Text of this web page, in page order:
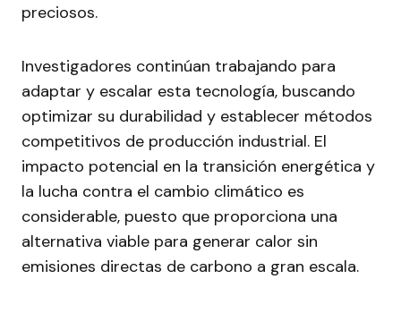
preciosos.
Investigadores continúan trabajando para
adaptar y escalar esta tecnología, buscando
optimizar su durabilidad y establecer métodos
competitivos de producción industrial. El
impacto potencial en la transición energética y
la lucha contra el cambio climático es
considerable, puesto que proporciona una
alternativa viable para generar calor sin
emisiones directas de carbono a gran escala.